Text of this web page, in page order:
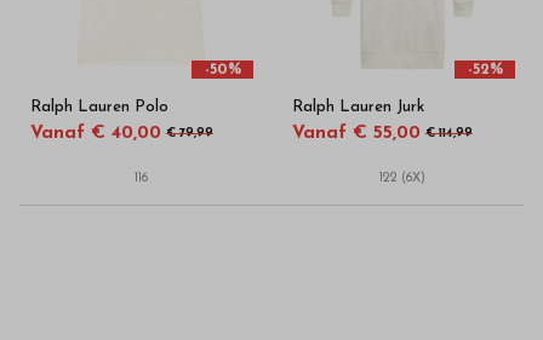
-50%
Ralph Lauren Polo
Vanaf € 40,00 € 79,99
116
-52%
Ralph Lauren Jurk
Vanaf € 55,00 € 114,99
122 (6X)